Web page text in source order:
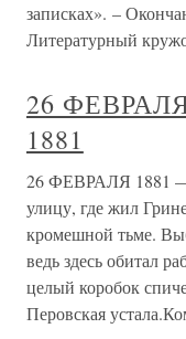
записках». –
Литературный
26
1881
26 ФЕВРАЛЯ 1881
улицу, где жил
кромешной тьме.
ведь здесь обитал
целый коробок
Перовская